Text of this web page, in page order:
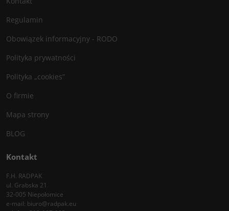
Regulamin
Obowiązek informacyjny - RODO
Polityka prywatności
Polityka „cookies”
O firmie
Mapa strony
BLOG
Kontakt
F.H. RADPAK
ul. Grabska 21
32-005 Niepołomice
e-mail: biuro@radpak.eu